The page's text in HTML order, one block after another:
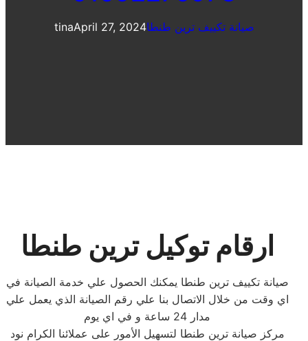
tinaApril 27, 2024صيانة تكييف ترين طنطا
ارقام توكيل ترين طنطا
صيانة تكييف ترين طنطا يمكنك الحصول علي خدمة الصيانة في
اي وقت من خلال الاتصال بنا علي رقم الصيانة الذي يعمل علي
مدار 24 ساعة و في اي يوم
مركز صيانة ترين طنطا لتسهيل الأمور على عملائنا الكرام نود